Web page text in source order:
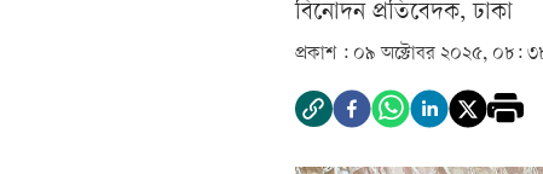
বিনোদন প্রতিবেদক, ঢাকা
প্রকাশ : ০৯ অক্টোবর ২০২৫, ০৮: